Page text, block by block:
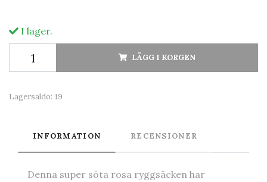
I lager.
LÄGG I KORGEN
Lagersaldo: 19
INFORMATION RECENSIONER
Denna super söta rosa ryggsäcken har